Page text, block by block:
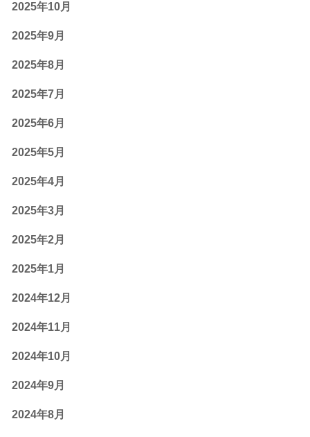
2025年10月
2025年9月
2025年8月
2025年7月
2025年6月
2025年5月
2025年4月
2025年3月
2025年2月
2025年1月
2024年12月
2024年11月
2024年10月
2024年9月
2024年8月